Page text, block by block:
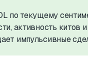
по текущему
активность китов
импульсивные